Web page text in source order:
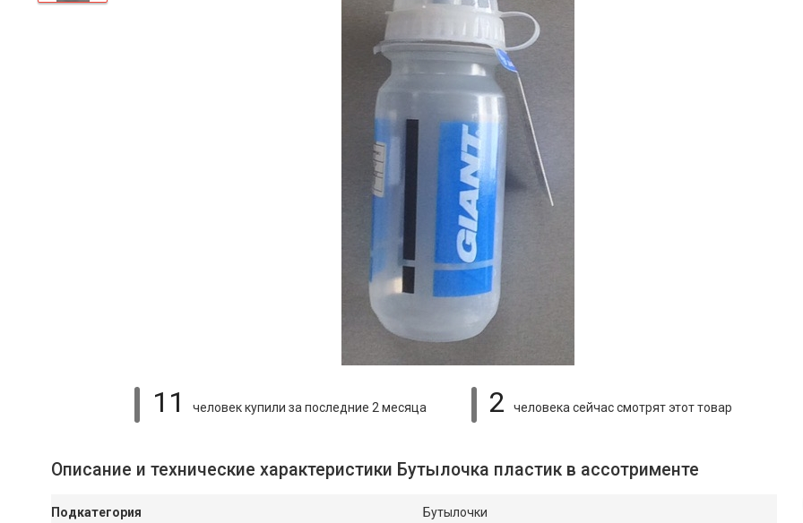
11 человек купили за последние 2 месяца 2 человека сейчас смотрятэтот товар
Описание и технические характеристики Бутылочка пластик в ассотрименте
Подкатегория Бутылочки